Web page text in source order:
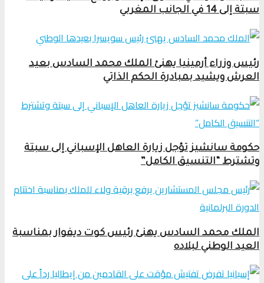
سبتة إلى 14 في الجانب المغربي
رئيس وزراء أرمينيا يهنئ الملك محمد السادس بعيد
العرش ويشيد بمبادرة الحكم الذاتي
حكومة سانشيز تؤجل زيارة العاهل الإسباني إلى سبتة
وتشترط “التنسيق الكامل”
الملك محمد السادس يهنئ رئيس كوت ديفوار بمناسبة
العيد الوطني لبلاده